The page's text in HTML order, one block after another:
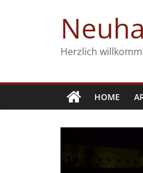
Herzlich
HOME